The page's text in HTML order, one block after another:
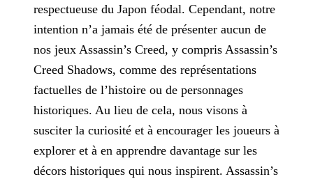
respectueuse du Japon féodal. Cependant, notre
intention n’a jamais été de présenter aucun de
nos jeux Assassin’s Creed, y compris Assassin’s
Creed Shadows, comme des représentations
factuelles de l’histoire ou de personnages
historiques. Au lieu de cela, nous visons à
susciter la curiosité et à encourager les joueurs à
explorer et à en apprendre davantage sur les
décors historiques qui nous inspirent. Assassin’s